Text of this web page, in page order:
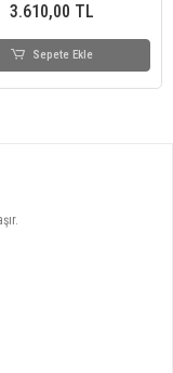
3.610,00 TL
Sepete Ekle